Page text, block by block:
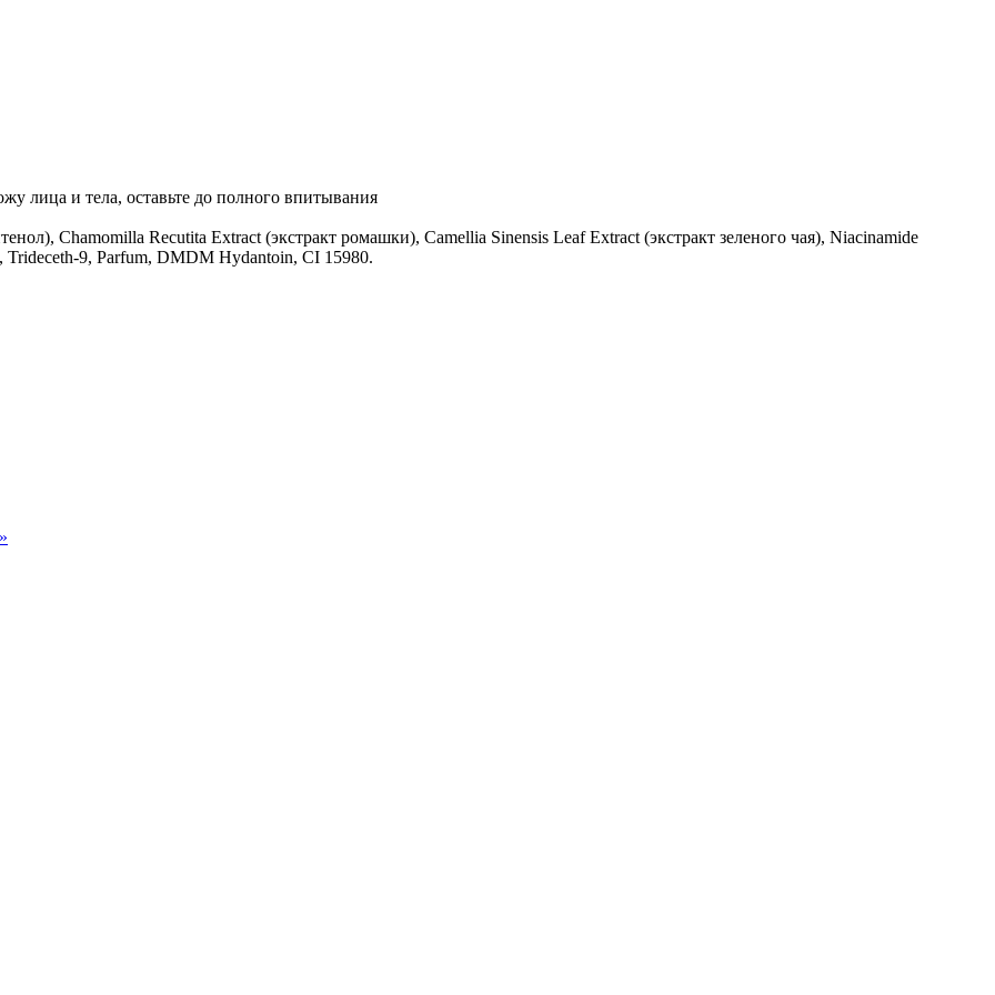
лица и тела, оставьте до полного впитывания
Chamomilla Recutita Extract (экстракт ромашки), Camellia Sinensis Leaf Extract (экстракт зеленого чая), Niacinamide
9, Parfum, DMDM Hydantoin, CI 15980.